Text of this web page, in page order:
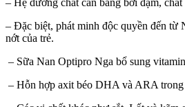
– Đặc biệt, phát minh độc quyền đến từ
nớt của trẻ.
– Sữa Nan Optipro Nga bổ sung
– Hỗn hợp axit béo DHA và ARA trong